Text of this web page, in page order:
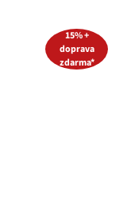
15% +
doprava
zdarma*